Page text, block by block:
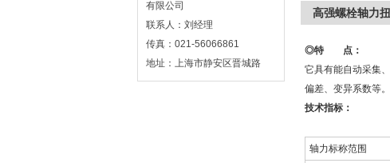
有限公司
联系人：刘经理
传真：021-56066861
地址：上海市静安区晋城路
高强螺栓轴力
◎特 点：
它具有能自动采集
偏差、变异系数等
技术指标：
轴力标称范围